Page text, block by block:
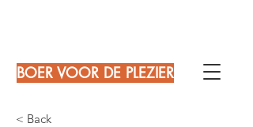
BOER VOOR DE PLEZIER
< Back